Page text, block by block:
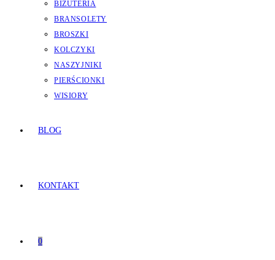
BIŻUTERIA
BRANSOLETY
BROSZKI
KOLCZYKI
NASZYJNIKI
PIERŚCIONKI
WISIORY
BLOG
KONTAKT
0